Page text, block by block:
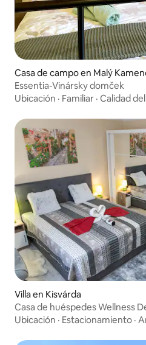
Casa de campo en Malý
Essentia-Vinársky domček
Ubicación · Familiar · Calidad
Villa en Kisvárda
Casa de huéspedes Wellness
Ubicación · Estacionamiento ·